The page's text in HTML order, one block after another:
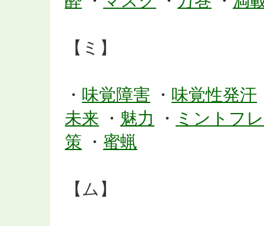
【ミ】
・ 味覚障害 ・ 味覚性発汗
未来 ・ 魅力 ・ ミントフ
策 ・ 蜜蝋
【ム】